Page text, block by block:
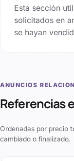
Esta sección
solicitados en
se hayan
ANUNCIOS
Referencias
Ordenadas por precio
cambiado o finalizado.